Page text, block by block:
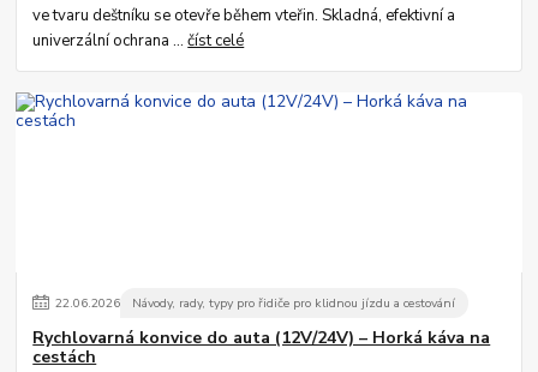
ve tvaru deštníku se otevře během vteřin. Skladná, efektivní a
univerzální ochrana ...číst celé
22.06.2026 Návody, rady, typy pro řidiče pro klidnou jízdu a cestování
Rychlovarná konvice do auta (12V/24V) – Horká káva na
cestách